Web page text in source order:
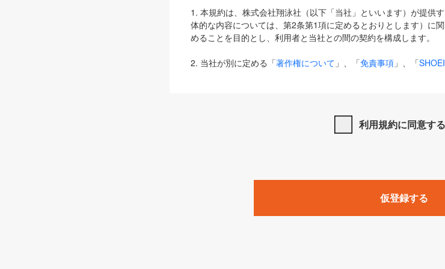
1. 本規約は、株式会社翔泳社（以下「当社」といいます）が提供
体的な内容については、第2条第1項に定めるとおりとします）に
めることを目的とし、利用者と当社との間の契約を構成します。
2. 当社が別に定める「著作権について 」、「免責事項 」、「
は、本規約の規定が優先して適用されるものとします。
1. 「本サービス」とは、当社が提供する以下のサービス（名称や
みます）及びこれらサービスに関連して当社が実施するイベントや
「SEBook」「SEShop」「CodeZine」「MarkeZine」「
利用規約に同意する
仮登録する